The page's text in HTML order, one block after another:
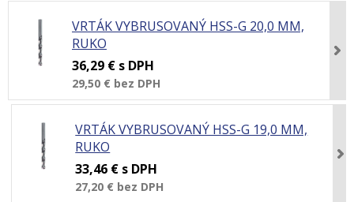
VRTÁK VYBRUSOVANÝ HSS-G 20,0 MM,
RUKO
36,29 € s DPH
29,50 € bez DPH
VRTÁK VYBRUSOVANÝ HSS-G 19,0 MM,
RUKO
33,46 € s DPH
27,20 € bez DPH